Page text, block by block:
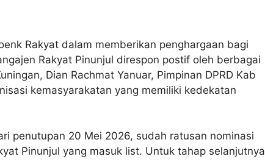
Rakyat dalam memberikan penghargaan bagi
Rakyat Pinunjul direspon postif oleh berbagai
Dian Rachmat Yanuar, Pimpinan DPRD Kab
kemasyarakatan yang memiliki kedekatan
penutupan 20 Mei 2026, sudah ratusan nominasi
Pinunjul yang masuk list. Untuk tahap selanjutnya